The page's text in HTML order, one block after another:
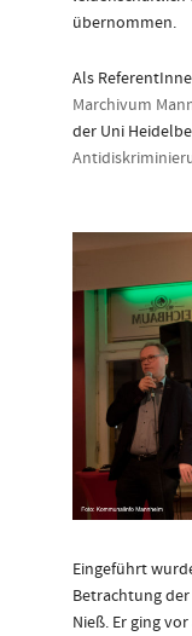
übernommen.
Als
Marchivum
der Uni
Eingeführt
Betrachtung
Nieß. Er ging